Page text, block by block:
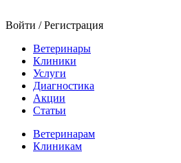
Войти / Регистрация
Ветеринары
Клиники
Услуги
Диагностика
Акции
Статьи
Ветеринарам
Клиникам